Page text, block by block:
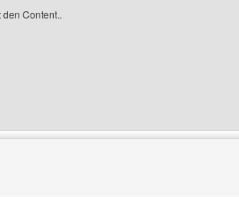
Content..
award